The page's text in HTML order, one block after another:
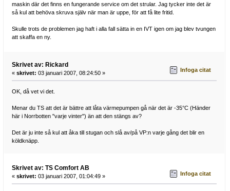
maskin där det finns en fungerande service om det strular. Jag tycker inte det är
så kul att behöva skruva själv när man är uppe, för att få lite fritid.
Skulle trots de problemen jag haft i alla fall sätta in en IVT igen om jag blev tvungen
att skaffa en ny.
Skrivet av: Rickard
« skrivet: 03 januari 2007, 08:24:50 » Infoga citat
OK, då vet vi det.
Menar du TS att det är bättre att låta värmepumpen gå när det är -35°C (Händer
här i Norrbotten "varje vinter") än att den stängs av?
Det är ju inte så kul att åka till stugan och slå av/på VP:n varje gång det blir en
köldknäpp.
Skrivet av: TS Comfort AB
« skrivet: 03 januari 2007, 01:04:49 » Infoga citat